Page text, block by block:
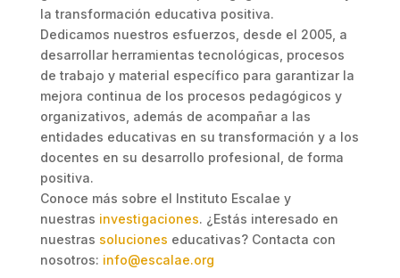
la transformación educativa positiva.
Dedicamos nuestros esfuerzos, desde el 2005, a
desarrollar herramientas tecnológicas, procesos
de trabajo y material específico para garantizar la
mejora continua de los procesos pedagógicos y
organizativos, además de acompañar a las
entidades educativas en su transformación y a los
docentes en su desarrollo profesional, de forma
positiva.
Conoce más sobre el Instituto Escalae y
nuestras investigaciones. ¿Estás interesado en
nuestras soluciones educativas? Contacta con
nosotros: info@escalae.org